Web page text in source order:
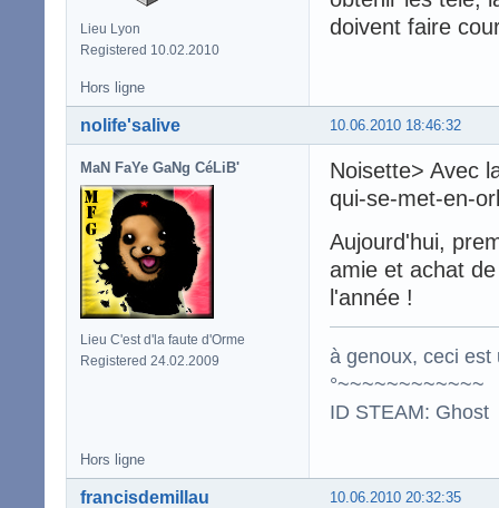
Lieu Lyon
Registered 10.02.2010
doivent faire
Hors ligne
10.06.2010 18:46:32
nolife'salive
MaN FaYe GaNg CéLiB'
Lieu C'est d'la faute d'Orme
Registered 24.02.2009
Noisette> Avec
qui-se-met-en-
Aujourd'hui,
amie et achat
l'année !
à genoux, ceci est
°~~~~~~~~~~~~
ID STEAM: Ghost
Hors ligne
10.06.2010 20:32:35
francisdemillau